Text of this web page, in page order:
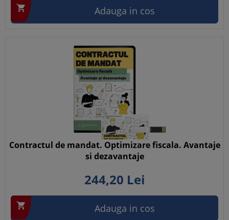
 Adauga in cos
Contractul de mandat. Optimizare fiscala. Avantaje
si dezavantaje
244,20 Lei
 Adauga in cos